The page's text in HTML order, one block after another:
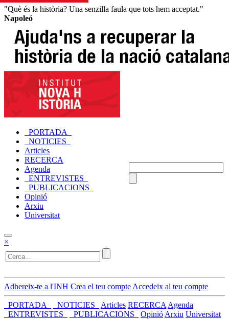
"Què és la història? Una senzilla faula que tots hem acceptat."
Napoleó
_PORTADA_
_NOTICIES_
Articles
RECERCA
Agenda
_ENTREVISTES_
_PUBLICACIONS_
Opinió
Arxiu
Universitat
×
Adhereix-te a l'INH Crea el teu compte Accedeix al teu compte
_PORTADA_ _NOTICIES_ Articles RECERCA Agenda
_ENTREVISTES_
_PUBLICACIONS_ Opinió Arxiu Universitat